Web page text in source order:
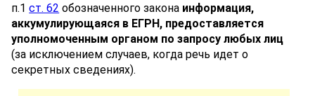
п.1ст. 62 обозначенного закона информация,
аккумулирующаяся в ЕГРН, предоставляется
уполномоченным органом по запросу любых лиц
(за исключением случаев, когда речь идет о
секретных сведениях).